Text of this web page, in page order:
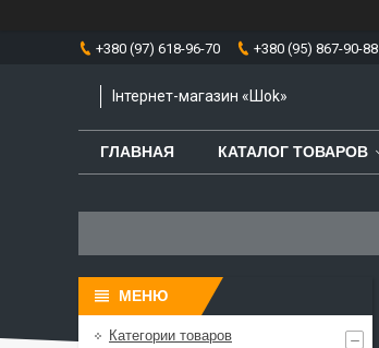
+380 (97) 618-96-70 +380 (95) 867-90-88
Інтернет-магазин «Шоk»
ГЛАВНАЯ КАТАЛОГ ТОВАРОВ
Категории товаров